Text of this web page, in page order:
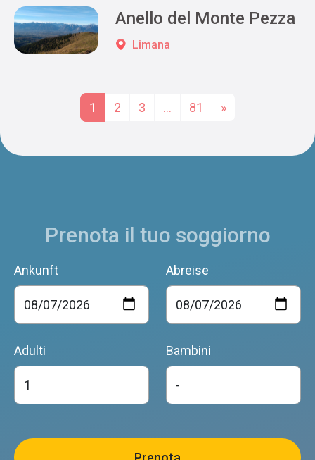
Anello del Monte Pezza
Limana
Posts navigation
1 2 3 … 81 »
Prenota il tuo soggiorno
Ankunft Abreise
Adulti Bambini